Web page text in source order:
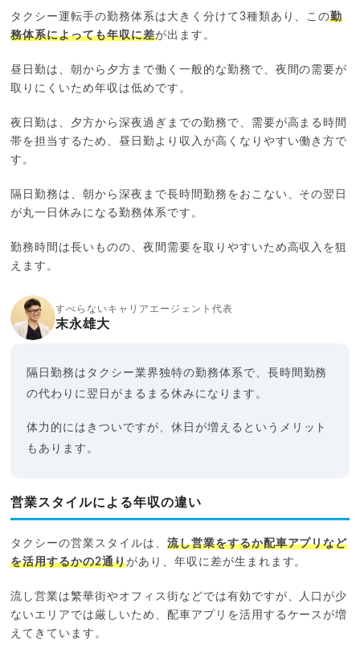
タクシー運転手の勤務体系は大きく分けて3種類あり、この勤
務体系によっても年収に差が出ます。
昼日勤は、朝から夕方まで働く一般的な勤務で、夜間の需要が
取りにくいため年収は低めです。
夜日勤は、夕方から深夜過ぎまでの勤務で、需要が高まる時間
帯を担当するため、昼日勤より収入が高くなりやすい働き方で
す。
隔日勤務は、朝から深夜まで長時間勤務をおこない、その翌日
が丸一日休みになる勤務体系です。
勤務時間は長いものの、夜間需要を取りやすいため高収入を狙
えます。
すべらないキャリアエージェント代表
末永雄大
隔日勤務はタクシー業界独特の勤務体系で、長時間勤務
の代わりに翌日がまるまる休みになります。
体力的にはきついですが、休日が増えるというメリット
もあります。
営業スタイルによる年収の違い
タクシーの営業スタイルは、 流し営業をするか配車アプリなど
を活用するかの2通りがあり、年収に差が生まれます。
流し営業は繁華街やオフィス街などでは有効ですが、人口が少
ないエリアでは厳しいため、配車アプリを活用するケースが増
えてきています。